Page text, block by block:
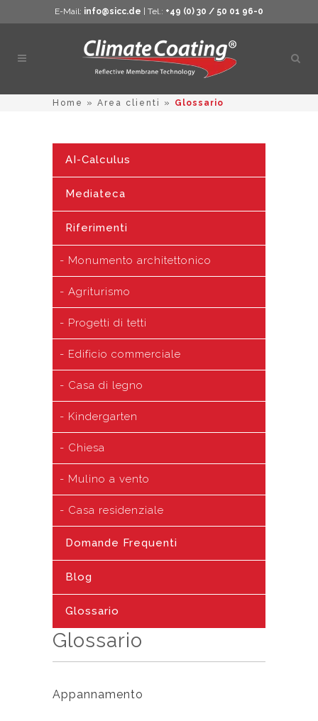
E-Mail: info@sicc.de | Tel.: +49 (0) 30 / 50 01 96-0
Apri
Home » Area clienti » Glossario
AI-Calculus
Mediateca
Riferimenti
Monumento architettonico
Agriturismo
Progetti di tetti
Edificio commerciale
Casa di legno
Kindergarten
Chiesa
Mulino a vento
Casa residenziale
Domande Frequenti
Blog
Glossario
Glossario
Appannamento